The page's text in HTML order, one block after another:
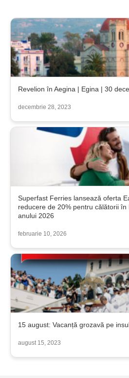
Revelion în Aegina | Egina | 30
decembrie 28, 2023
Superfast Ferries lansează oferta
reducere de 20% pentru călătorii
anului 2026
februarie 10, 2026
15 august: Vacanță grozavă pe
august 15, 2023